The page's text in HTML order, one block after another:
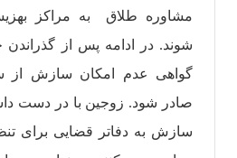
مشاوره طلاق به مراکز
شوند. در ادامه پس از
گواهی عدم امکان سازش از
صادر شود. زوجین با در دست
سازش به دفاتر قضایی برای